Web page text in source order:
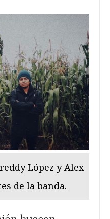
López y Alex
de la banda.